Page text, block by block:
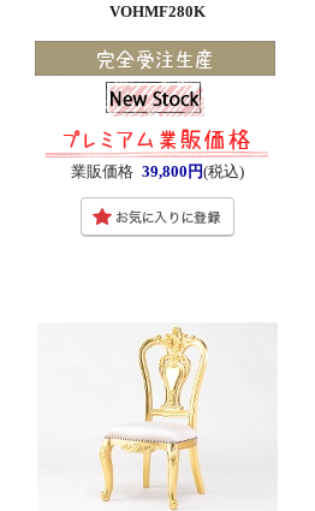
VOHMF280K
業販価格 39,800円(税込)